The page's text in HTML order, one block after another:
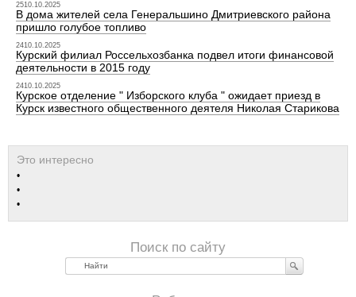
2510.10.2025
В дома жителей села Генеральшино Дмитриевского района
пришло голубое топливо
2410.10.2025
Курский филиал Россельхозбанка подвел итоги финансовой
деятельности в 2015 году
2410.10.2025
Курское отделение " Изборского клуба " ожидает приезд в
Курск известного общественного деятеля Николая Старикова
Найти